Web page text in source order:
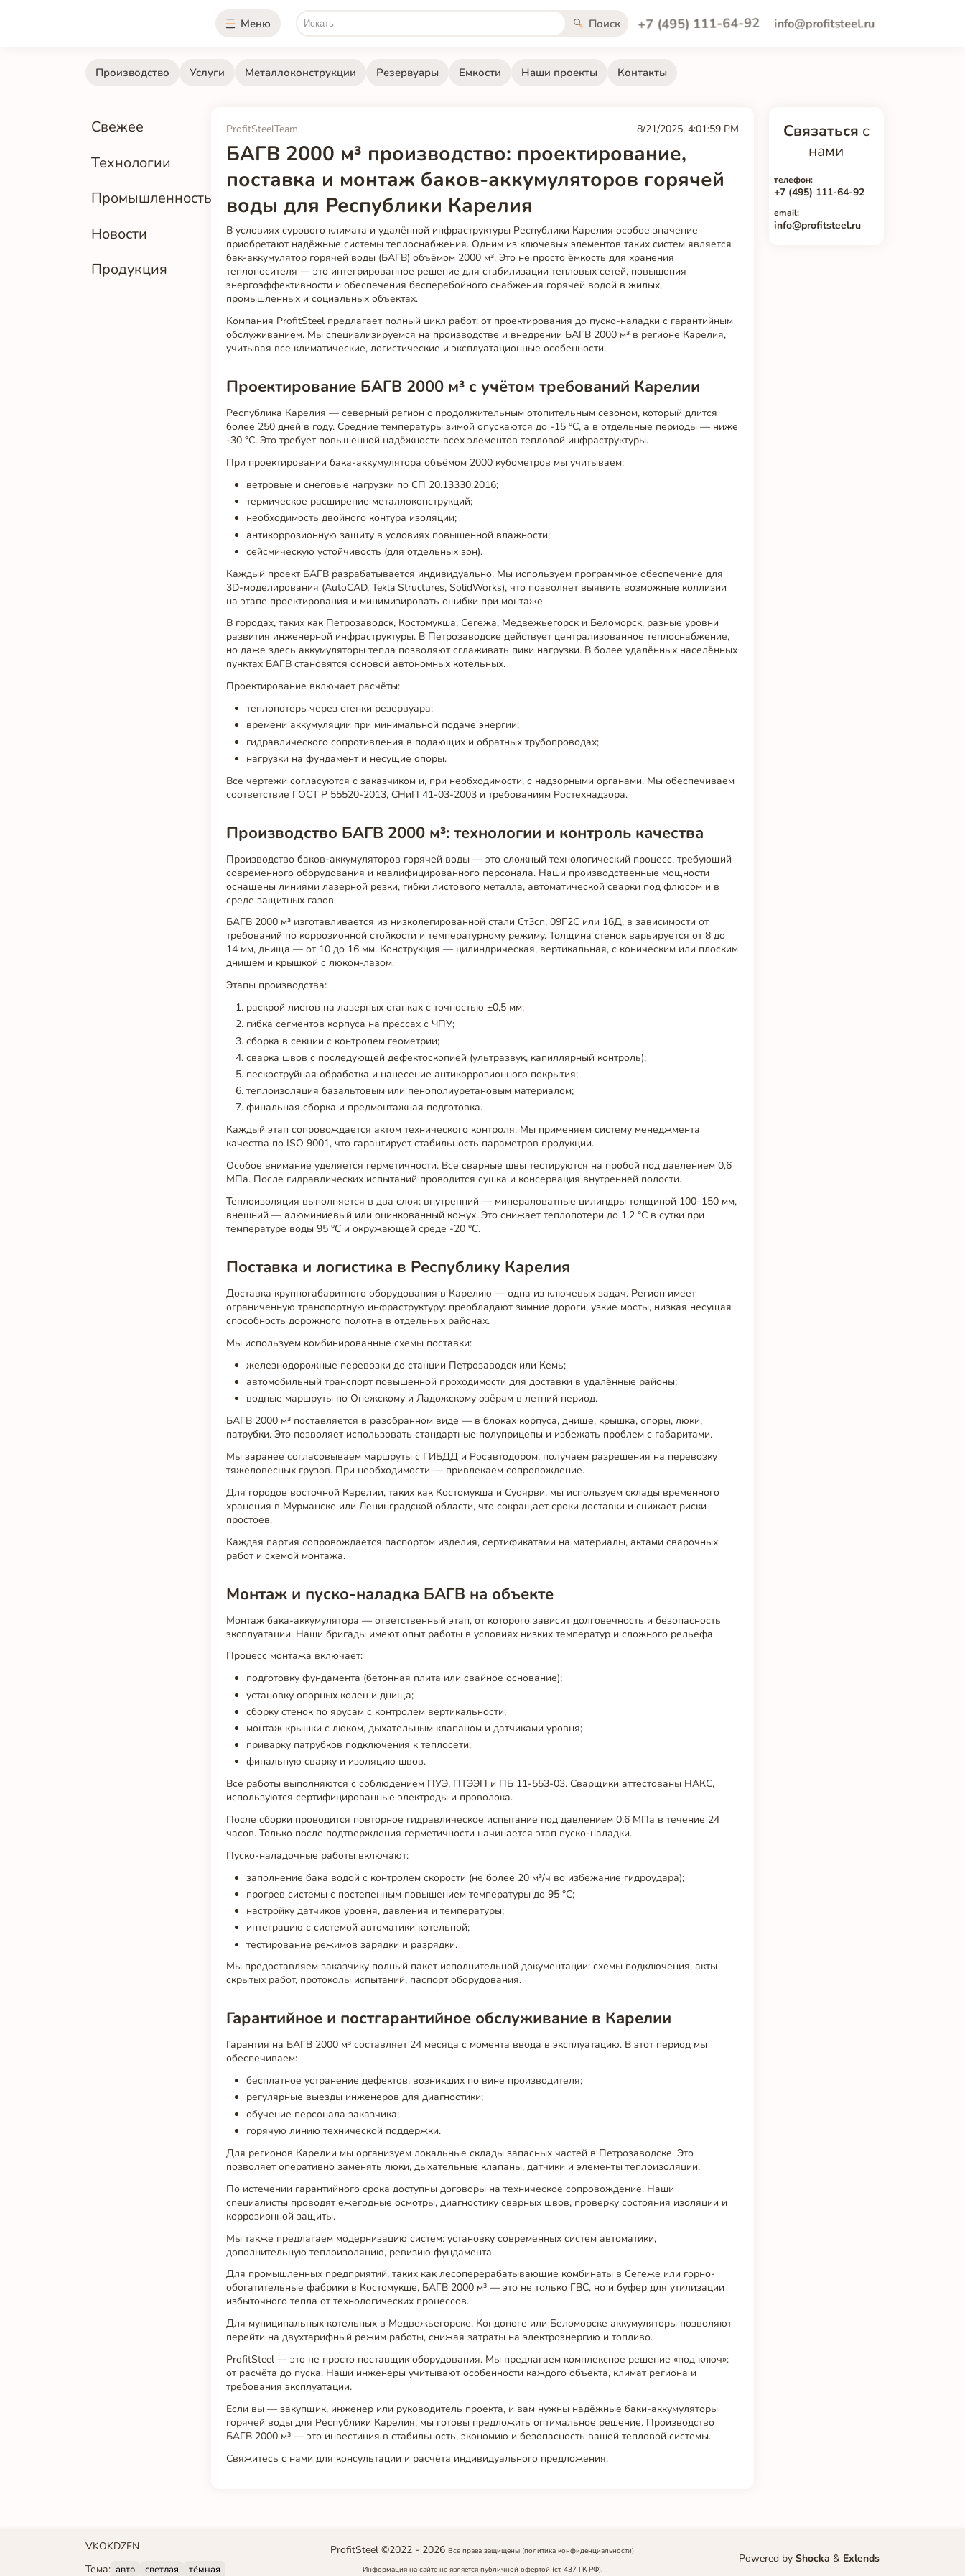
Меню Поиск +7 (495) 111-64-92 info@profitsteel.ru
Производство Услуги Металлоконструкции Резервуары Емкости Наши проекты Контакты
Свежее
Технологии
Промышленность
Новости
Продукция
ProfitSteelTeam 8/21/2025, 4:01:59 PM
БАГВ 2000 м³ производство: проектирование,
поставка и монтаж баков-аккумуляторов горячей
воды для Республики Карелия
В условиях сурового климата и удалённой инфраструктуры Республики Карелия особое значение
приобретают надёжные системы теплоснабжения. Одним из ключевых элементов таких систем является
бак-аккумулятор горячей воды (БАГВ) объёмом 2000 м³. Это не просто ёмкость для хранения
теплоносителя — это интегрированное решение для стабилизации тепловых сетей, повышения
энергоэффективности и обеспечения бесперебойного снабжения горячей водой в жилых,
промышленных и социальных объектах.
Компания ProfitSteel предлагает полный цикл работ: от проектирования до пуско-наладки с гарантийным
обслуживанием. Мы специализируемся на производстве и внедрении БАГВ 2000 м³ в регионе Карелия,
учитывая все климатические, логистические и эксплуатационные особенности.
Проектирование БАГВ 2000 м³ с учётом требований Карелии
Республика Карелия — северный регион с продолжительным отопительным сезоном, который длится
более 250 дней в году. Средние температуры зимой опускаются до -15 °C, а в отдельные периоды — ниже
-30 °C. Это требует повышенной надёжности всех элементов тепловой инфраструктуры.
При проектировании бака-аккумулятора объёмом 2000 кубометров мы учитываем:
ветровые и снеговые нагрузки по СП 20.13330.2016;
термическое расширение металлоконструкций;
необходимость двойного контура изоляции;
антикоррозионную защиту в условиях повышенной влажности;
сейсмическую устойчивость (для отдельных зон).
Каждый проект БАГВ разрабатывается индивидуально. Мы используем программное обеспечение для
3D-моделирования (AutoCAD, Tekla Structures, SolidWorks), что позволяет выявить возможные коллизии
на этапе проектирования и минимизировать ошибки при монтаже.
В городах, таких как Петрозаводск, Костомукша, Сегежа, Медвежьегорск и Беломорск, разные уровни
развития инженерной инфраструктуры. В Петрозаводске действует централизованное теплоснабжение,
но даже здесь аккумуляторы тепла позволяют сглаживать пики нагрузки. В более удалённых населённых
пунктах БАГВ становятся основой автономных котельных.
Проектирование включает расчёты:
теплопотерь через стенки резервуара;
времени аккумуляции при минимальной подаче энергии;
гидравлического сопротивления в подающих и обратных трубопроводах;
нагрузки на фундамент и несущие опоры.
Все чертежи согласуются с заказчиком и, при необходимости, с надзорными органами. Мы обеспечиваем
соответствие ГОСТ Р 55520-2013, СНиП 41-03-2003 и требованиям Ростехнадзора.
Производство БАГВ 2000 м³: технологии и контроль качества
Производство баков-аккумуляторов горячей воды — это сложный технологический процесс, требующий
современного оборудования и квалифицированного персонала. Наши производственные мощности
оснащены линиями лазерной резки, гибки листового металла, автоматической сварки под флюсом и в
среде защитных газов.
БАГВ 2000 м³ изготавливается из низколегированной стали Ст3сп, 09Г2С или 16Д, в зависимости от
требований по коррозионной стойкости и температурному режиму. Толщина стенок варьируется от 8 до
14 мм, днища — от 10 до 16 мм. Конструкция — цилиндрическая, вертикальная, с коническим или плоским
днищем и крышкой с люком-лазом.
Этапы производства:
раскрой листов на лазерных станках с точностью ±0,5 мм;
гибка сегментов корпуса на прессах с ЧПУ;
сборка в секции с контролем геометрии;
сварка швов с последующей дефектоскопией (ультразвук, капиллярный контроль);
пескоструйная обработка и нанесение антикоррозионного покрытия;
теплоизоляция базальтовым или пенополиуретановым материалом;
финальная сборка и предмонтажная подготовка.
Каждый этап сопровождается актом технического контроля. Мы применяем систему менеджмента
качества по ISO 9001, что гарантирует стабильность параметров продукции.
Особое внимание уделяется герметичности. Все сварные швы тестируются на пробой под давлением 0,6
МПа. После гидравлических испытаний проводится сушка и консервация внутренней полости.
Теплоизоляция выполняется в два слоя: внутренний — минераловатные цилиндры толщиной 100–150 мм,
внешний — алюминиевый или оцинкованный кожух. Это снижает теплопотери до 1,2 °C в сутки при
температуре воды 95 °C и окружающей среде -20 °C.
Поставка и логистика в Республику Карелия
Доставка крупногабаритного оборудования в Карелию — одна из ключевых задач. Регион имеет
ограниченную транспортную инфраструктуру: преобладают зимние дороги, узкие мосты, низкая несущая
способность дорожного полотна в отдельных районах.
Мы используем комбинированные схемы поставки:
железнодорожные перевозки до станции Петрозаводск или Кемь;
автомобильный транспорт повышенной проходимости для доставки в удалённые районы;
водные маршруты по Онежскому и Ладожскому озёрам в летний период.
БАГВ 2000 м³ поставляется в разобранном виде — в блоках корпуса, днище, крышка, опоры, люки,
патрубки. Это позволяет использовать стандартные полуприцепы и избежать проблем с габаритами.
Мы заранее согласовываем маршруты с ГИБДД и Росавтодором, получаем разрешения на перевозку
тяжеловесных грузов. При необходимости — привлекаем сопровождение.
Для городов восточной Карелии, таких как Костомукша и Суоярви, мы используем склады временного
хранения в Мурманске или Ленинградской области, что сокращает сроки доставки и снижает риски
простоев.
Каждая партия сопровождается паспортом изделия, сертификатами на материалы, актами сварочных
работ и схемой монтажа.
Монтаж и пуско-наладка БАГВ на объекте
Монтаж бака-аккумулятора — ответственный этап, от которого зависит долговечность и безопасность
эксплуатации. Наши бригады имеют опыт работы в условиях низких температур и сложного рельефа.
Процесс монтажа включает:
подготовку фундамента (бетонная плита или свайное основание);
установку опорных колец и днища;
сборку стенок по ярусам с контролем вертикальности;
монтаж крышки с люком, дыхательным клапаном и датчиками уровня;
приварку патрубков подключения к теплосети;
финальную сварку и изоляцию швов.
Все работы выполняются с соблюдением ПУЭ, ПТЭЭП и ПБ 11-553-03. Сварщики аттестованы НАКС,
используются сертифицированные электроды и проволока.
После сборки проводится повторное гидравлическое испытание под давлением 0,6 МПа в течение 24
часов. Только после подтверждения герметичности начинается этап пуско-наладки.
Пуско-наладочные работы включают:
заполнение бака водой с контролем скорости (не более 20 м³/ч во избежание гидроудара);
прогрев системы с постепенным повышением температуры до 95 °C;
настройку датчиков уровня, давления и температуры;
интеграцию с системой автоматики котельной;
тестирование режимов зарядки и разрядки.
Мы предоставляем заказчику полный пакет исполнительной документации: схемы подключения, акты
скрытых работ, протоколы испытаний, паспорт оборудования.
Гарантийное и постгарантийное обслуживание в Карелии
Гарантия на БАГВ 2000 м³ составляет 24 месяца с момента ввода в эксплуатацию. В этот период мы
обеспечиваем:
бесплатное устранение дефектов, возникших по вине производителя;
регулярные выезды инженеров для диагностики;
обучение персонала заказчика;
горячую линию технической поддержки.
Для регионов Карелии мы организуем локальные склады запасных частей в Петрозаводске. Это
позволяет оперативно заменять люки, дыхательные клапаны, датчики и элементы теплоизоляции.
По истечении гарантийного срока доступны договоры на техническое сопровождение. Наши
специалисты проводят ежегодные осмотры, диагностику сварных швов, проверку состояния изоляции и
коррозионной защиты.
Мы также предлагаем модернизацию систем: установку современных систем автоматики,
дополнительную теплоизоляцию, ревизию фундамента.
Для промышленных предприятий, таких как лесоперерабатывающие комбинаты в Сегеже или горно-
обогатительные фабрики в Костомукше, БАГВ 2000 м³ — это не только ГВС, но и буфер для утилизации
избыточного тепла от технологических процессов.
Для муниципальных котельных в Медвежьегорске, Кондопоге или Беломорске аккумуляторы позволяют
перейти на двухтарифный режим работы, снижая затраты на электроэнергию и топливо.
ProfitSteel — это не просто поставщик оборудования. Мы предлагаем комплексное решение «под ключ»:
от расчёта до пуска. Наши инженеры учитывают особенности каждого объекта, климат региона и
требования эксплуатации.
Если вы — закупщик, инженер или руководитель проекта, и вам нужны надёжные баки-аккумуляторы
горячей воды для Республики Карелия, мы готовы предложить оптимальное решение. Производство
БАГВ 2000 м³ — это инвестиция в стабильность, экономию и безопасность вашей тепловой системы.
Свяжитесь с нами для консультации и расчёта индивидуального предложения.
Связаться с
нами
телефон:
+7 (495) 111-64-92
email:
info@profitsteel.ru
VKOKDZEN
Тема: авто светлая тёмная
ProfitSteel ©2022 - 2026 Все права защищены (политика конфиденциальности)
Информация на сайте не является публичной офертой (ст. 437 ГК РФ).
Powered by Shocka & Exlends